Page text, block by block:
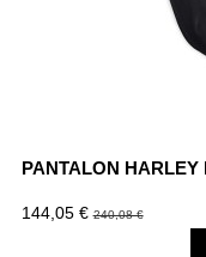
PANTALON HARLEY
144,05 €240,08 €